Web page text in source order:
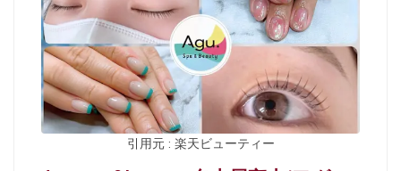
引用元 : 楽天ビューティー